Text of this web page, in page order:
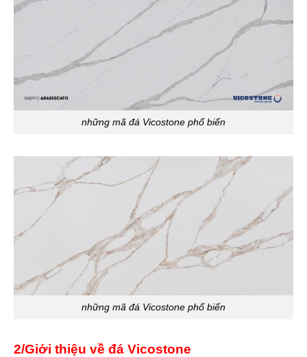
những mã đá Vicostone phổ biến
những mã đá Vicostone phổ biến
2/Giới thiệu về đá Vicostone